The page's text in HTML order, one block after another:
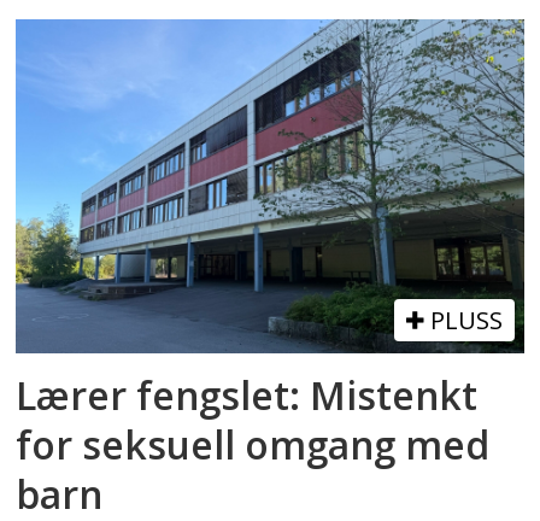
PLUSS
Lærer fengslet: Mistenkt
for seksuell omgang med
barn